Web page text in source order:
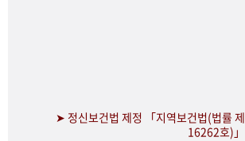
➤ 정신보건법 제정 「지역보건법(법률 제
16262호)」